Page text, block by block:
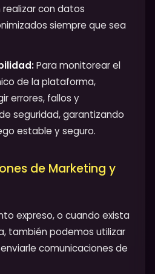
realizar con datos
siempre que sea
Para monitorear el
de la plataforma,
errores, fallos y
seguridad, garantizando
estable y seguro.
de Marketing y
expreso, o cuando exista
también podemos utilizar
comunicaciones de